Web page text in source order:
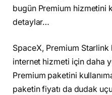
bugün Premium hizmetini
detaylar…
SpaceX, Premium
internet hizmeti için daha
Premium paketini
paketin fiyatı da dudak